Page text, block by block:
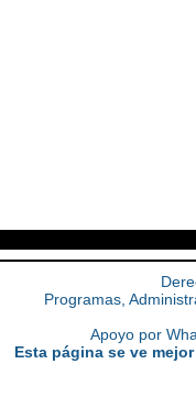
Programas,
Apoyo por
Esta página se ve